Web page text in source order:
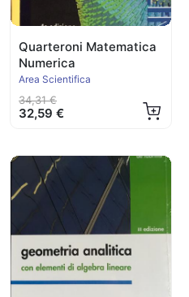
Quarteroni Matematica
Numerica
Area Scientifica
34,31 €
32,59 €